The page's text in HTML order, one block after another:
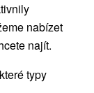
RECENZE
nabízet
najít.
typy